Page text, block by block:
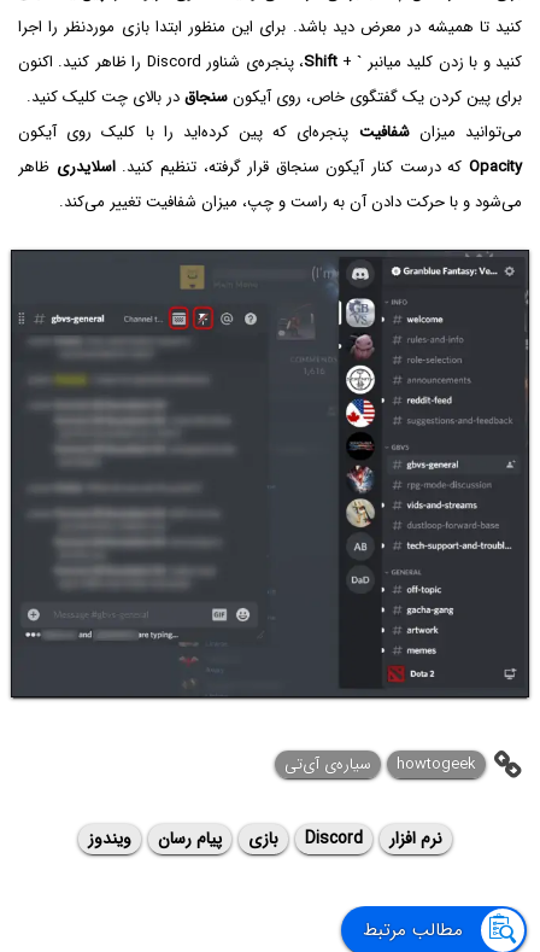
کنید تا همیشه در معرض دید باشد. برای این منظور ابتدا بازی موردنظر را اجرا
کنید و با زدن کلید میانبر
Shift +`
، پنجره‌ی شناور Discord را ظاهر کنید. اکنون
برای پین کردن یک گفتگوی خاص، روی آیکونسنجاقدر بالای چت کلیک کنید.
می‌توانید میزانشفافیت پنجره‌ای که پین کرده‌اید را با کلیک روی آیکون
Opacityکه درست کنار آیکون سنجاق قرار گرفته، تنظیم کنید.اسلایدری ظاهر
می‌شود و با حرکت دادن آن به راست و چپ، میزان شفافیت تغییر می‌کند.
howtogeek سیاره‌ی آی‌تی
نرم افزار Discord بازی پیام رسان ویندوز
مطالب مرتبط